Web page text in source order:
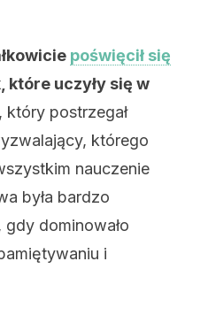
poświęcił się
które uczyły się w
który postrzegał
którego
nauczenie
była bardzo
dominowało
i